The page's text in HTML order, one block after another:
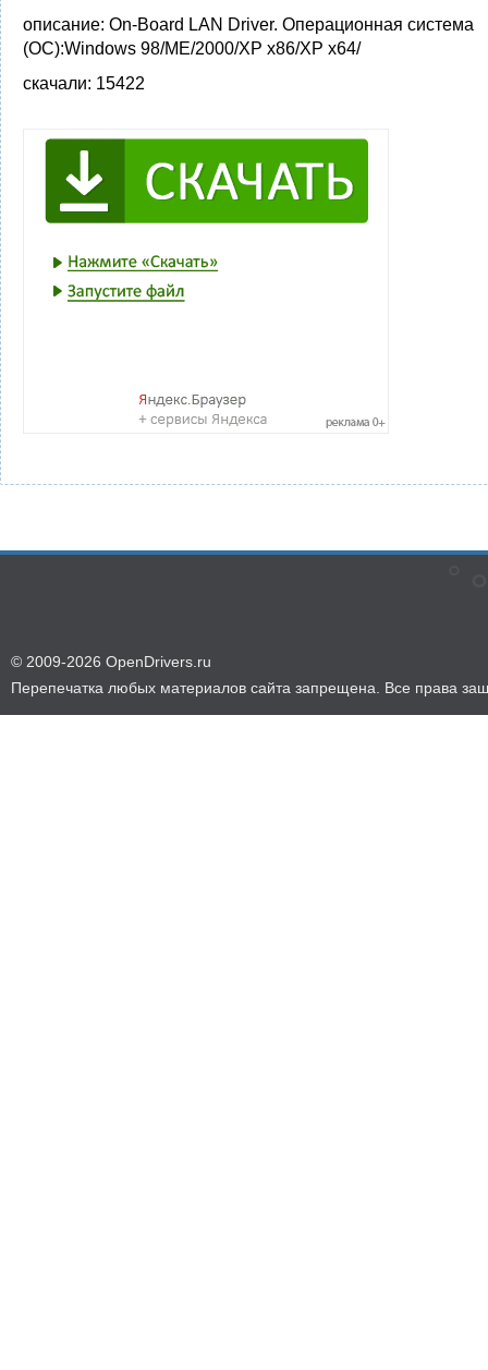
описание: On-Board LAN Driver. Операционная система
(ОС):Windows 98/ME/2000/XP x86/XP x64/
скачали: 15422
© 2009-2026 OpenDrivers.ru
Перепечатка любых материалов сайта запрещена. Все права